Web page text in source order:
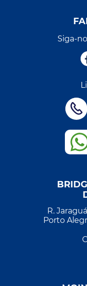
Siga-
R.
Porto